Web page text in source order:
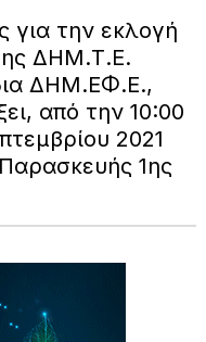
για την εκλογή
ΔΗΜ.Τ.Ε.
ΔΗΜ.ΕΦ.Ε.,
από την 10:00
2021
1ης